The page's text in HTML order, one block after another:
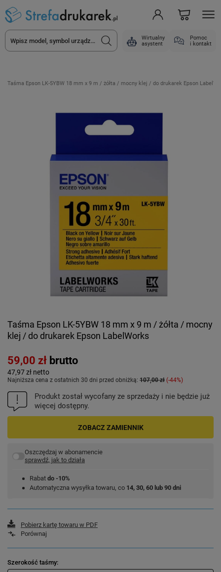
Wirtualny
asystent
Pomoc
i kontakt
Taśma Epson LK-5YBW 18 mm x 9 m / żółta / mocny klej / do drukarek Epson
Taśma Epson LK-5YBW 18 mm x 9 m / żółta / mocny
klej / do drukarek Epson LabelWorks
59,00 zł brutto
47,97 zł netto
Najniższa cena z ostatnich 30 dni przed obniżką: 107,00 zł -44%
Produkt został wycofany ze sprzedaży i nie będzie już
więcej dostępny.
ZOBACZ ZAMIENNIK
Oszczędzaj w abonamencie
sprawdź, jak to działa
Rabat do -10%
Automatyczna wysyłka towaru, co 14, 30, 60 lub 90 dni
Pobierz kartę towaru w PDF
Porównaj
Szerokość taśmy